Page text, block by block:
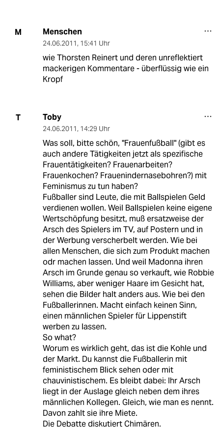
M Menschen
24.06.2011, 15:41 Uhr
wie Thorsten Reinert und deren unreflektiert
mackerigen Kommentare - überflüssig wie ein
Kropf
T Toby
24.06.2011, 14:29 Uhr
Was soll, bitte schön, "Frauenfußball" (gibt es
auch andere Tätigkeiten jetzt als spezifische
Frauentätigkeiten? Frauenarbeiten?
Frauenkochen? Frauenindernasebohren?) mit
Feminismus zu tun haben?
Fußballer sind Leute, die mit Ballspielen Geld
verdienen wollen. Weil Ballspielen keine eigene
Wertschöpfung besitzt, muß ersatzweise der
Arsch des Spielers im TV, auf Postern und in
der Werbung verscherbelt werden. Wie bei
allen Menschen, die sich zum Produkt machen
odr machen lassen. Und weil Madonna ihren
Arsch im Grunde genau so verkauft, wie Robbie
Williams, aber weniger Haare im Gesicht hat,
sehen die Bilder halt anders aus. Wie bei den
Fußballerinnen. Macht einfach keinen Sinn,
einen männlichen Spieler für Lippenstift
werben zu lassen.
So what?
Worum es wirklich geht, das ist die Kohle und
der Markt. Du kannst die Fußballerin mit
feministischem Blick sehen oder mit
chauvinistischem. Es bleibt dabei: Ihr Arsch
liegt in der Auslage gleich neben dem ihres
männlichen Kollegen. Gleich, wie man es nennt.
Davon zahlt sie ihre Miete.
Die Debatte diskutiert Chimären.